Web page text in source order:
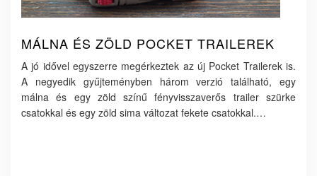
MÁLNA ÉS ZÖLD POCKET TRAILEREK
A jó idővel egyszerre megérkeztek az új Pocket Trailerek is.
A negyedik gyűjteményben három verzió található, egy
málna és egy zöld színű fényvisszaverős trailer szürke
csatokkal és egy zöld sima változat fekete csatokkal.…